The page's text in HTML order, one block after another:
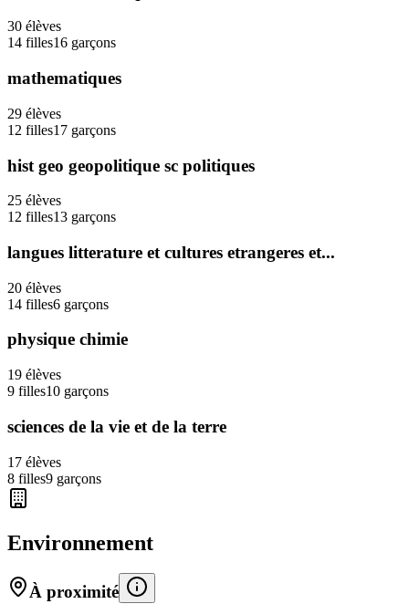
30 élèves
14 filles16 garçons
mathematiques
29 élèves
12 filles17 garçons
hist geo geopolitique sc politiques
25 élèves
12 filles13 garçons
langues litterature et cultures etrangeres et...
20 élèves
14 filles6 garçons
physique chimie
19 élèves
9 filles10 garçons
sciences de la vie et de la terre
17 élèves
8 filles9 garçons
Environnement
À proximité